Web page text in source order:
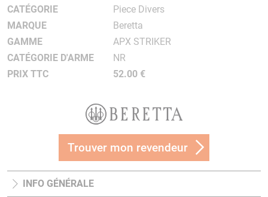
CATÉGORIE
Piece Divers
MARQUE
Beretta
GAMME
APX STRIKER
CATÉGORIE D'ARME
NR
PRIX TTC
52.00 €
Trouver mon revendeur
INFO GÉNÉRALE